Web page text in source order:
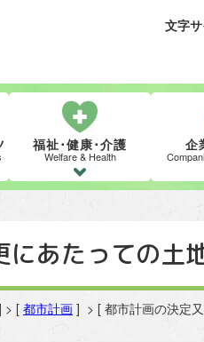
文字
福祉･健康･介護
Welfare & Health
企
あたっての土
> [都市計画 ] > [ 都市計画の決定